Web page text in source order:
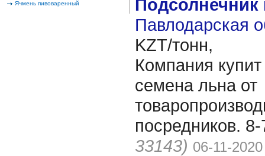
Ячмень пивоваренный
Павлодарская
KZT/тонн,
Компания
семена льна от
посредников.
33143) 06-11-2020